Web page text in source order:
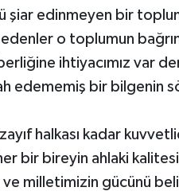
şiar edinmeyen bir
o toplumun
ihtiyacımız var
edememiş bir bilgenin
halkası kadar
bir bireyin ahlaki
milletimizin gücünü